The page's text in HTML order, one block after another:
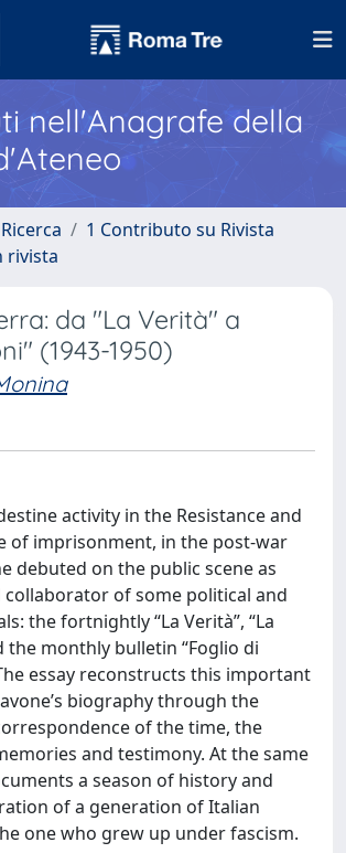
nell'Anagrafe della
1 Contributo su Rivista
rivista
da "La Verità" a
(1943-1950)
activity in the Resistance and
of imprisonment, in the post-war
debuted on the public scene as
of some political and
the fortnightly “La Verità”, “La
the monthly bulletin “Foglio di
essay reconstructs this important
biography through the
of the time, the
and testimony. At the same
a season of history and
of a generation of Italian
one who grew up under fascism.